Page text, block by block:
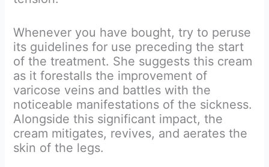
Whenever you have bought, try to peruse
its guidelines for use preceding the start
of the treatment. She suggests this cream
as it forestalls the improvement of
varicose veins and battles with the
noticeable manifestations of the sickness.
Alongside this significant impact, the
cream mitigates, revives, and aerates the
skin of the legs.